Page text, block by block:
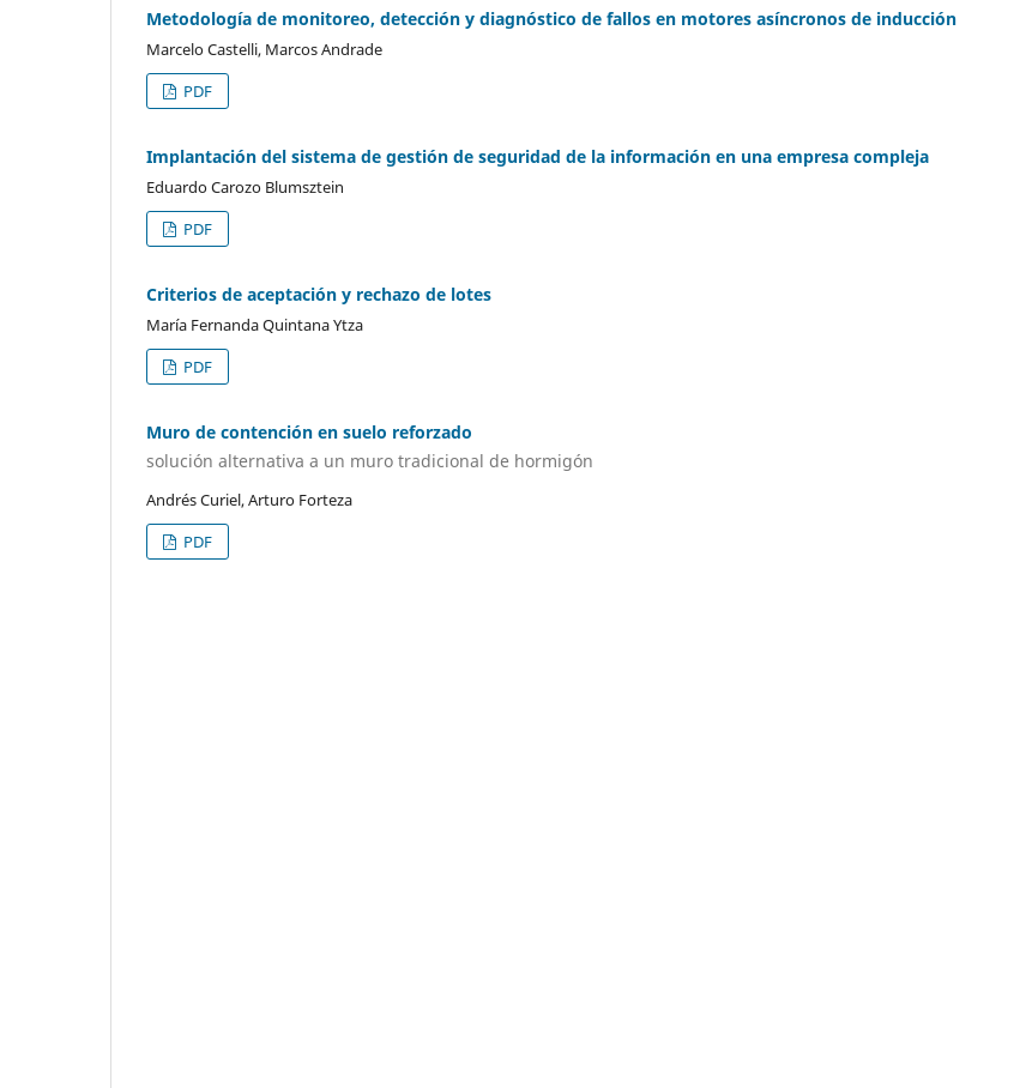
Metodología de monitoreo, detección y diagnóstico de fallos en motores asíncronos de inducción
Marcelo Castelli, Marcos Andrade
PDF
Implantación del sistema de gestión de seguridad de la información en una empresa compleja
Eduardo Carozo Blumsztein
PDF
Criterios de aceptación y rechazo de lotes
María Fernanda Quintana Ytza
PDF
Muro de contención en suelo reforzado
solución alternativa a un muro tradicional de hormigón
Andrés Curiel, Arturo Forteza
PDF